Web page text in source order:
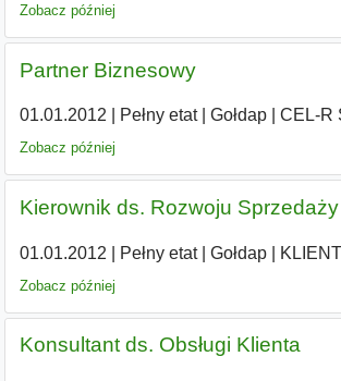
Zobacz później
Partner Biznesowy
01.01.2012 Pełny etat| Gołdap| CEL-R
Zobacz później
Kierownik ds. Rozwoju Sprzedaży
01.01.2012 Pełny etat| Gołdap|
Zobacz później
Konsultant ds. Obsługi Klienta